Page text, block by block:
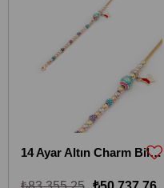
14 Ayar Altın Charm Bileklik 14KBLKİ4